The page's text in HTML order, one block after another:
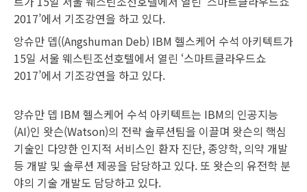
앙슈만 뎁((Angshuman Deb) IBM 헬스케어 수석 아키텍트가
15일 서울 웨스틴조선호텔에서 열린 ‘스마트클라우드쇼
2017’에서 기조강연을 하고 있다.
양슈만 뎁 IBM 헬스케어 수석 아키텍트는 IBM의 인공지능
(AI)인 왓슨(Watson)의 전략 솔루션팀을 이끌며 왓슨의 핵심
기술인 다양한 인지적 서비스인 환자 진단, 종양학, 의약 개발
등 개발 및 솔루션 제공을 담당하고 있다. 또 왓슨의 유전학 분
야의 기술 개발도 담당하고 있다.